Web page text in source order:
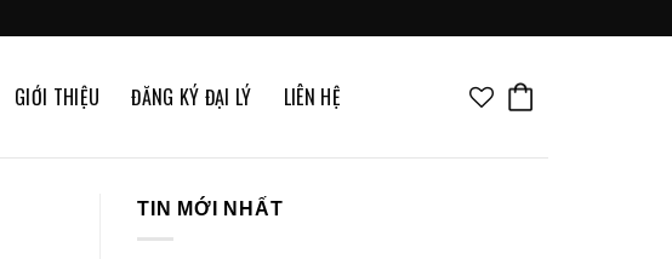
GIỚI THIỆU ĐĂNG KÝ ĐẠI LÝ LIÊN HỆ
TIN MỚI NHẤT